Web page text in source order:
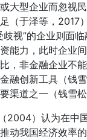
大型企业而忽视
（于泽等，2017
视”的企业则面
能力，此时企业
，非金融企业不
融创新工具（钱
渠道之一（钱雪
2004）认为在中
动我国经济效率